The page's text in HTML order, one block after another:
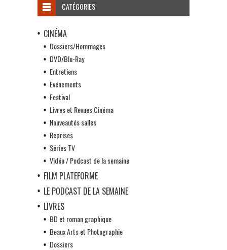
CATÉGORIES
CINÉMA
Dossiers/Hommages
DVD/Blu-Ray
Entretiens
Evénements
Festival
Livres et Revues Cinéma
Nouveautés salles
Reprises
Séries TV
Vidéo / Podcast de la semaine
FILM PLATEFORME
LE PODCAST DE LA SEMAINE
LIVRES
BD et roman graphique
Beaux Arts et Photographie
Dossiers